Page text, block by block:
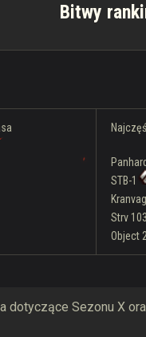
Bitwy
STB-1
Strv
Object
dotyczące Sezonu X